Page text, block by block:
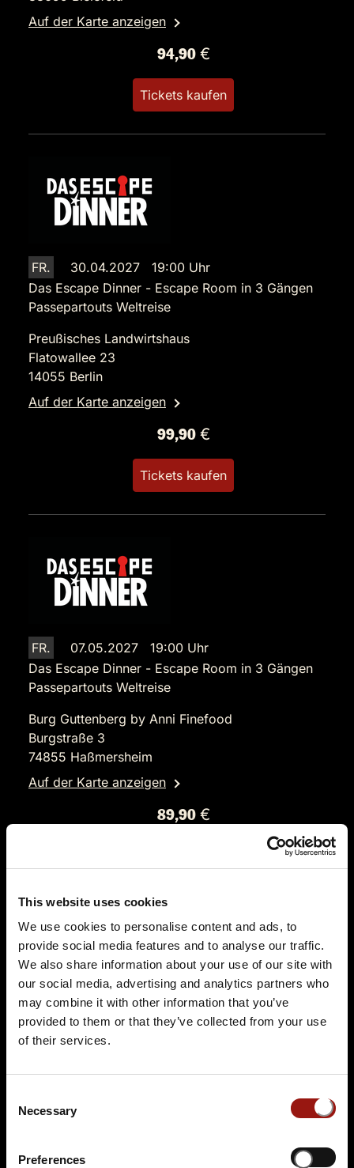
This website uses cookies
We use cookies to personalise content and ads, to
provide social media features and to analyse our traffic.
We also share information about your use of our site with
our social media, advertising and analytics partners who
may combine it with other information that you’ve
provided to them or that they’ve collected from your use
of their services.
Selection
Necessary
Preferences
Auf der Karte anzeigen
94,90 €
Tickets kaufen
FR.
30.04.2027 19:00 Uhr
Das Escape Dinner - Escape Room in 3 Gängen
Passepartouts Weltreise
Preußisches Landwirtshaus
Flatowallee 23
14055 Berlin
Auf der Karte anzeigen
99,90 €
Tickets kaufen
FR.
07.05.2027 19:00 Uhr
Das Escape Dinner - Escape Room in 3 Gängen
Passepartouts Weltreise
Burg Guttenberg by Anni Finefood
Burgstraße 3
74855 Haßmersheim
Auf der Karte anzeigen
89,90 €
FR.
07.05.2027 19:00 Uhr
Das Escape Dinner - Escape Room in 3 Gängen
Am Schlossberg 7
Auf der Karte anzeigen